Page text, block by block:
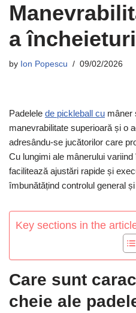
a
by Ion Popescu 09/02/2026
Padelele de pickleball cu mâner
manevrabilitate superioară și o
adresându-se jucătorilor care
Cu lungimi ale mânerului
facilitează ajustări rapide și
îmbunătățind controlul general
Key sections in the
Care sunt
cheie ale